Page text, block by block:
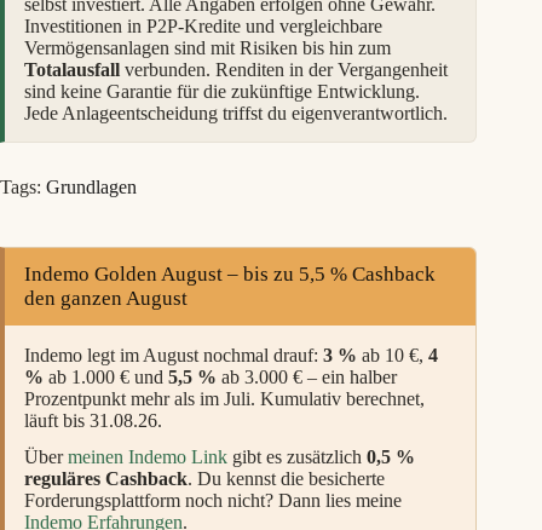
selbst investiert. Alle Angaben erfolgen ohne Gewähr.
Investitionen in P2P-Kredite und vergleichbare
Vermögensanlagen sind mit Risiken bis hin zum
Totalausfall verbunden. Renditen in der Vergangenheit
sind keine Garantie für die zukünftige Entwicklung.
Jede Anlageentscheidung triffst du eigenverantwortlich.
Tags: Grundlagen
Indemo Golden August – bis zu 5,5 % Cashback
den ganzen August
Indemo legt im August nochmal drauf: 3 % ab 10 €, 4
% ab 1.000 € und 5,5 % ab 3.000 € – ein halber
Prozentpunkt mehr als im Juli. Kumulativ berechnet,
läuft bis 31.08.26.
Übermeinen Indemo Link gibt es zusätzlich 0,5 %
reguläres Cashback. Du kennst die besicherte
Forderungsplattform noch nicht? Dann lies meine
Indemo Erfahrungen.